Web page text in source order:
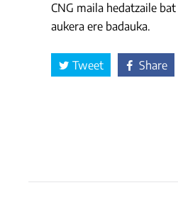
CNG maila hedatzaile
aukera ere badauka.
Tweet Share